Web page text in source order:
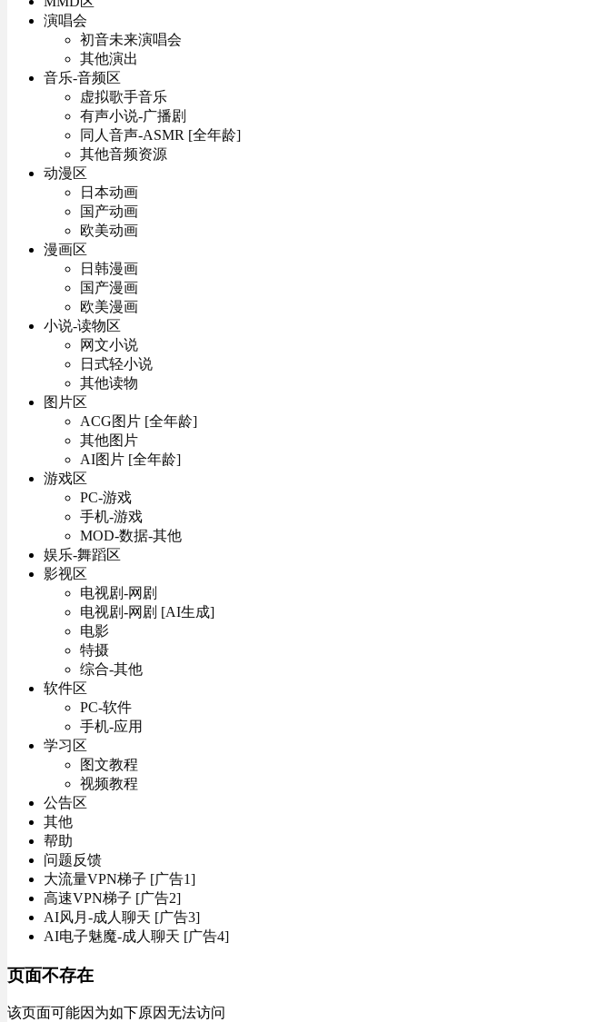
演唱会
初音未来演唱会
其他演出
音乐-音频区
虚拟歌手音乐
有声小说-广播剧
同人音声-ASMR [全年龄]
其他音频资源
动漫区
日本动画
国产动画
欧美动画
漫画区
日韩漫画
国产漫画
欧美漫画
小说-读物区
网文小说
日式轻小说
其他读物
图片区
ACG图片 [全年龄]
其他图片
AI图片 [全年龄]
游戏区
PC-游戏
手机-游戏
MOD-数据-其他
娱乐-舞蹈区
影视区
电视剧-网剧
电视剧-网剧 [AI生成]
电影
特摄
综合-其他
软件区
PC-软件
手机-应用
学习区
图文教程
视频教程
公告区
其他
帮助
问题反馈
大流量VPN梯子 [广告1]
高速VPN梯子 [广告2]
AI风月-成人聊天 [广告3]
AI电子魅魔-成人聊天 [广告4]
页面不存在
该页面可能因为如下原因无法访问